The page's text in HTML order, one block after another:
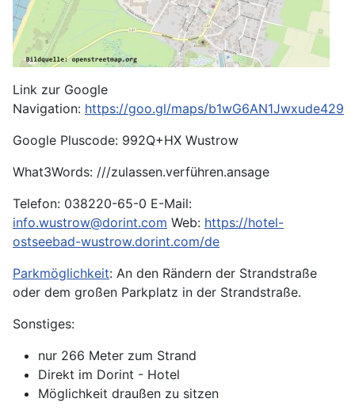
Link zur Google
Navigation: https://goo.gl/maps/b1wG6AN1Jwxude429
Google Pluscode: 992Q+HX Wustrow
What3Words: ///zulassen.verführen.ansage
Telefon: 038220-65-0 E-Mail:
info.wustrow@dorint.com Web: https://hotel-
ostseebad-wustrow.dorint.com/de
Parkmöglichkeit: An den Rändern der Strandstraße
oder dem großen Parkplatz in der Strandstraße.
Sonstiges:
nur 266 Meter zum Strand
Direkt im Dorint - Hotel
Möglichkeit draußen zu sitzen